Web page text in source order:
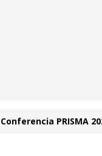
Conferencia PRISMA